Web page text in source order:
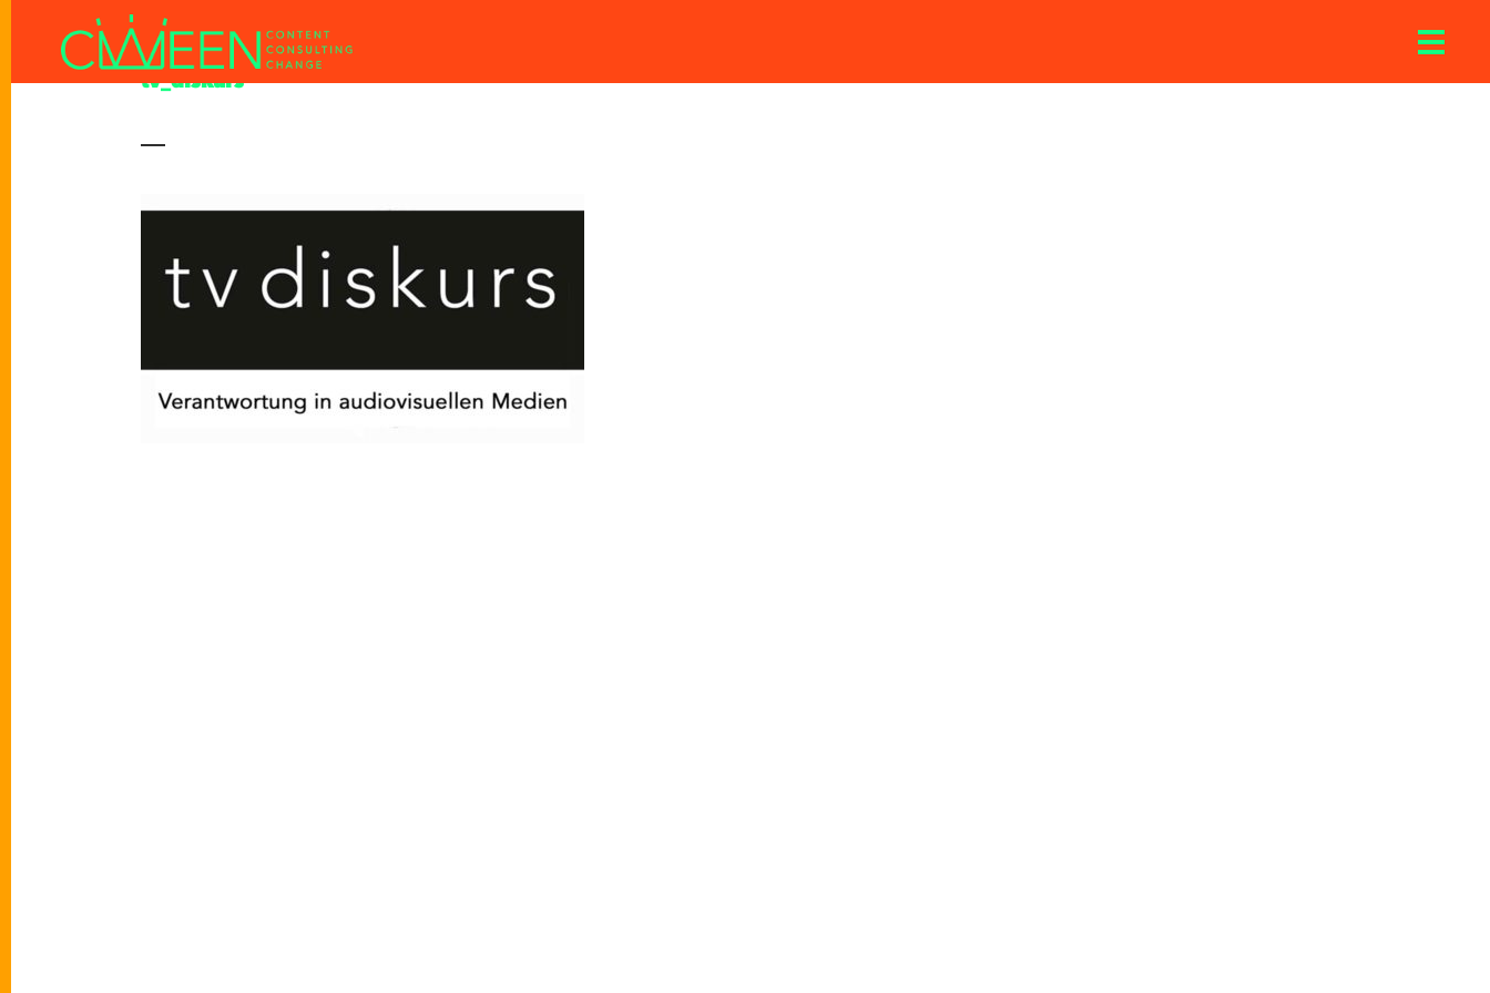
tv_diskurs